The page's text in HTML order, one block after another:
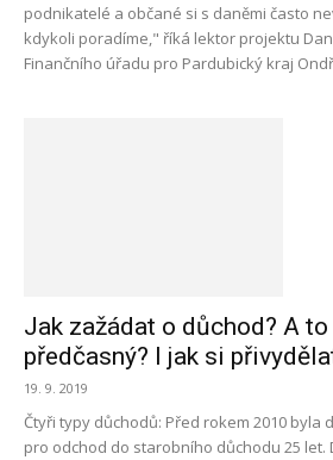
podnikatelé a občané si s daněmi často
kdykoli poradíme," říká lektor projektu
Finančního úřadu pro Pardubický kraj
Jak zažádat o důchod? A
předčasný? I jak si
19. 9. 2019
Čtyři typy důchodů: Před rokem 2010 byla
pro odchod do starobního důchodu 25 let.